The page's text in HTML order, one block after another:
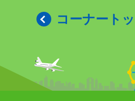
コーナート